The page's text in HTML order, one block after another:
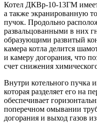
Котел ДКВр-10-13ГМ
а также экранированную
пучок. Продольно
развальцованными в них
образующими развитый
камера котла делится
и камеру догорания, что
счет снижения
Внутри котельного пучка
которая разделяет его на
обеспечивает
поперечном омывании
догорания и выход газов